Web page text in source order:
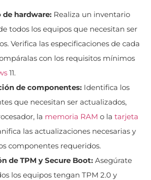
hardware: Realiza un inventario
todos los equipos que necesitan ser
Verifica las especificaciones de cada
con los requisitos mínimos
11.
de componentes: Identifica los
que necesitan ser actualizados,
la memoria RAM o la tarjeta
las actualizaciones necesarias y
componentes requeridos.
de TPM y Secure Boot: Asegúrate
los equipos tengan TPM 2.0 y